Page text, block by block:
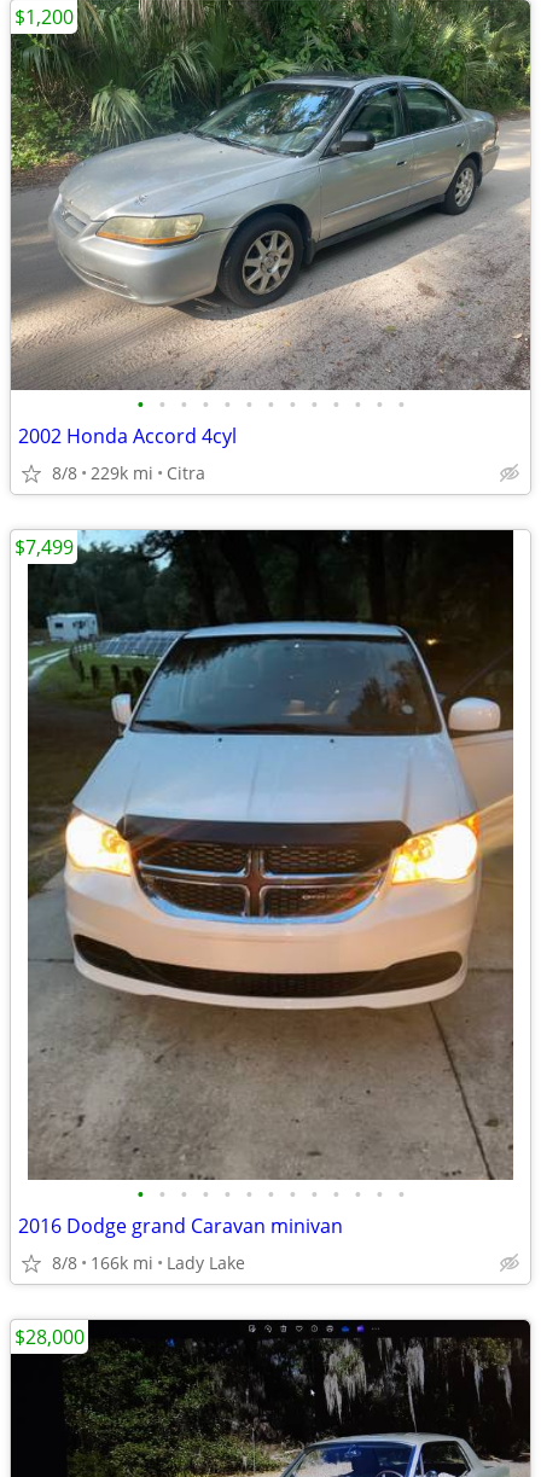
• • • • • • • • • • • • •
2002 Honda Accord 4cyl
8/8 229k mi Citra
$1,200
• • • • • • • • • • • • •
2016 Dodge grand Caravan minivan
8/8 166k mi Lady Lake
$7,499
$28,000